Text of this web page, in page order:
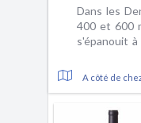
Dans les
400 et 600
s'épanouit à
A côté de